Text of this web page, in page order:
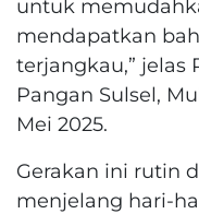
untuk
mendapatkan
terjangkau,” jelas
Pangan Sulsel,
Mei 2025.
Gerakan ini rutin
menjelang hari-